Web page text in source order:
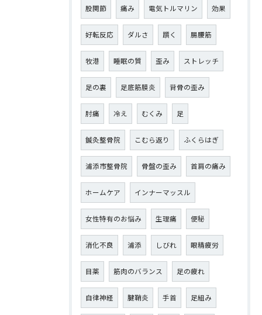
股関節 痛み 電気トルマリン 効果
好転反応 ダルさ 躓く 腸腰筋
牧港 睡眠の質 歪み ストレッチ
足の裏 足底筋膜炎 背骨の歪み
肘痛 冷え むくみ 足
鍼灸整骨院 こむら返り ふくらはぎ
浦添市整骨院 骨盤の歪み 首肩の痛み
ホームケア インナーマッスル
女性特有のお悩み 生理痛 便秘
消化不良 浦添 しびれ 眼精疲労
目薬 筋肉のバランス 足の疲れ
自律神経 腱鞘炎 手首 足組み